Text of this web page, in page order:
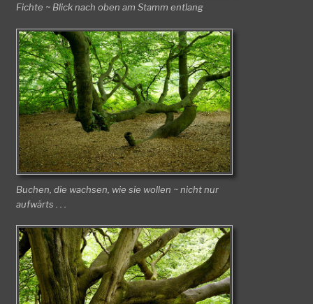
Fichte ~ Blick nach oben am Stamm entlang
Buchen, die wachsen, wie sie wollen ~ nicht nur
aufwärts . . .